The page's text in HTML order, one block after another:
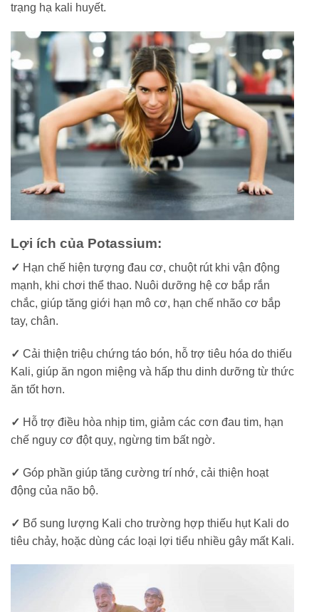
trạng hạ kali huyết.
Lợi ích của Potassium:
✓ Hạn chế hiện tượng đau cơ, chuột rút khi vận động
mạnh, khi chơi thể thao. Nuôi dưỡng hệ cơ bắp rắn
chắc, giúp tăng giới hạn mô cơ, hạn chế nhão cơ bắp
tay, chân.
✓ Cải thiện triệu chứng táo bón, hỗ trợ tiêu hóa do thiếu
Kali, giúp ăn ngon miệng và hấp thu dinh dưỡng từ thức
ăn tốt hơn.
✓ Hỗ trợ điều hòa nhịp tim, giảm các cơn đau tim, hạn
chế nguy cơ đột quỵ, ngừng tim bất ngờ.
✓ Góp phần giúp tăng cường trí nhớ, cải thiện hoạt
động của não bộ.
✓ Bổ sung lượng Kali cho trường hợp thiếu hụt Kali do
tiêu chảy, hoặc dùng các loại lợi tiểu nhiều gây mất Kali.